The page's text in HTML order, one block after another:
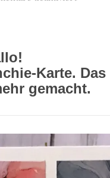
Karte.
gemacht.